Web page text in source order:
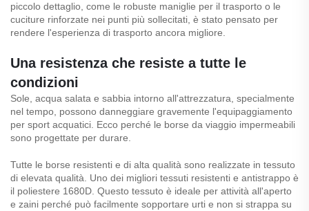
piccolo dettaglio, come le robuste maniglie per il trasporto o le
cuciture rinforzate nei punti più sollecitati, è stato pensato per
rendere l'esperienza di trasporto ancora migliore.
Una resistenza che resiste a tutte le
condizioni
Sole, acqua salata e sabbia intorno all'attrezzatura, specialmente
nel tempo, possono danneggiare gravemente l'equipaggiamento
per sport acquatici. Ecco perché le borse da viaggio impermeabili
sono progettate per durare.
Tutte le borse resistenti e di alta qualità sono realizzate in tessuto
di elevata qualità. Uno dei migliori tessuti resistenti e antistrappo è
il poliestere 1680D. Questo tessuto è ideale per attività all'aperto
e zaini perché può facilmente sopportare urti e non si strappa su